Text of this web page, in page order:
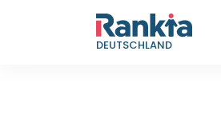
DEUTSCHLAND